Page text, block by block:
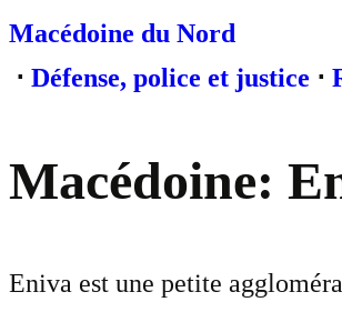
Macédoine du Nord
⋅ Défense, police et justice ⋅
Macédoine:
Eniva est une petite